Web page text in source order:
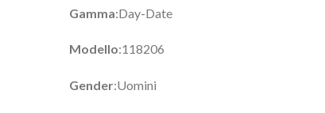
Gamma:Day-Date
Modello:118206
Gender:Uomini